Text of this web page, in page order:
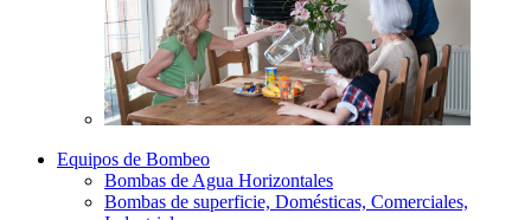
Equipos de Bombeo
Bombas de Agua Horizontales
Bombas de superficie, Domésticas, Comerciales,